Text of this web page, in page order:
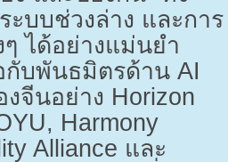
ะบบช่วงล่าง และการ
ได้อย่างแม่นยำ
กับพันธมิตรด้าน AI
จีนอย่าง Horizon
Harmony
Alliance และ